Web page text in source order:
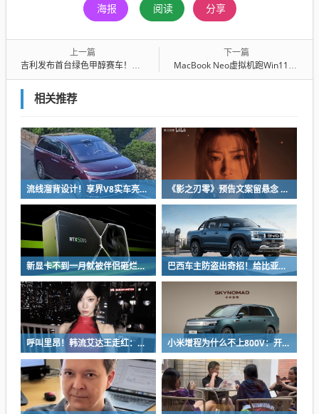
海报 阅读 分享
上一篇
吉利发布首台绿色甲醇赛车！车手马青骅：尾气不刺鼻 甚至还有点淡香
下一篇
MacBook Neo虚拟机跑Win11应用：竟比Windows PC更出色！
相关推荐
流线溜背设计！享界V8实车亮相：增程版最大续航339km 《影之刃零》预告文案留悬念 玩家：要反向跳票
新显卡不到一月就被伴侣砸烂：小哥哀叹如此脆弱 巴西车主防盗出奇招！给比亚迪鲨鱼皮卡零件“打疫苗” 失窃率大降93%
呼叫里昂！韩流艾达王走红：魅感十足 粉丝直接喊妈妈 小米增程为什么不上800V：开发时间和成本考虑